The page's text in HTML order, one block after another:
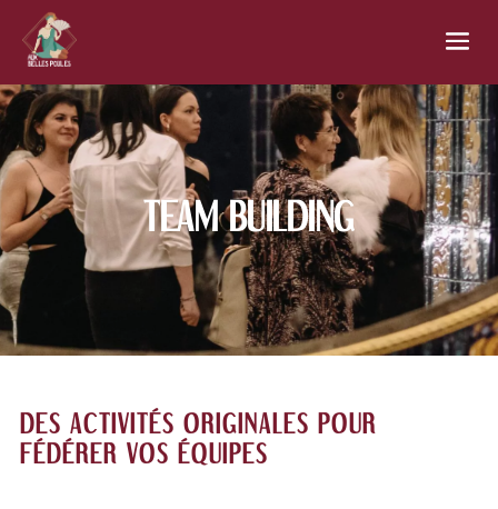
TEAM BUILDING
DES ACTIVITÉS ORIGINALES POUR
FÉDÉRER VOS ÉQUIPES